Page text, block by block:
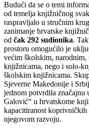
Budući da se o temi
od temelja knjižničnog
raspravljalo u stručnim
zanimanje hrvatske
od čak 292 sudionika.
prostoru omogućilo je
većim školskim,
knjižnicama, nego i solo-
školskim knjižnicama.
Sjeverne Makedonije i
jednom potvrdila
Galović“ u hrvatskome
kapacitiranost koprivničkih
njegovom razvoju.